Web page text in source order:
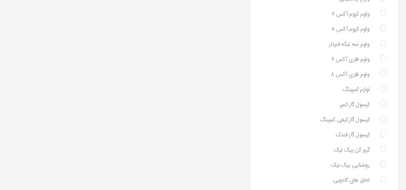
ولوم کروم آکس 6
ولوم کروم آکس 8
ولوم سه تیکه فنردار
ولوم فلزی آکس 6
ولوم فلزی آکس 8
لوازم کمپینگ
کپسول گاز کمپر
کپسول گاز کیفی کمپینگ
کپسول گاز فندک
گرم کن پیک نیک
روشنایی پیک نیک
اجاق های کادویی